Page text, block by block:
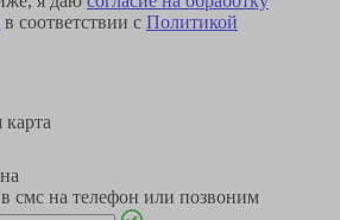
в соответствии с Политикой
смс на телефон или позвоним